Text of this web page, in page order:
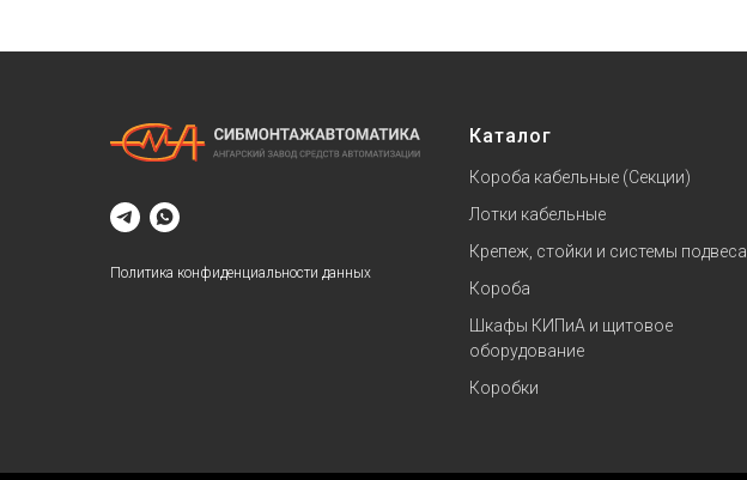
Политика конфиденциальности данных
Каталог
Короба кабельные (Секции)
Лотки кабельные
Крепеж, стойки и системы подвеса
Короба
Шкафы КИПиА и щитовое
оборудование
Коробки